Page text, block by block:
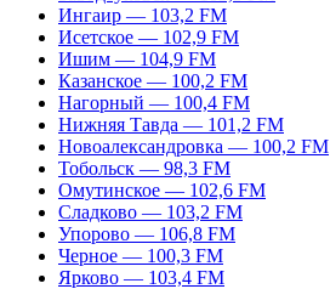
Ингаир — 103,2 FM
Исетское — 102,9 FM
Ишим — 104,9 FM
Казанское — 100,2 FM
Нагорный — 100,4 FM
Нижняя Тавда — 101,2 FM
Новоалександровка — 100,2 FM
Тобольск — 98,3 FM
Омутинское — 102,6 FM
Сладково — 103,2 FM
Упорово — 106,8 FM
Черное — 100,3 FM
Ярково — 103,4 FM